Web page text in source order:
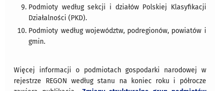
Podmioty według sekcji i działów Polskiej Klasyfikacji
Działalności (PKD).
Podmioty według województw, podregionów, powiatów i
gmin.
Więcej informacji o podmiotach gospodarki narodowej w
rejestrze REGON według stanu na koniec roku i półrocze